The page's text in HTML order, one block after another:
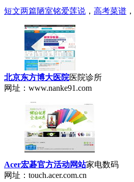
短文两篇陋室铭爱莲说 ， 高考菜谱 ，
北京东方博大医院医院诊所
网址：www.nanke91.com
Acer宏碁官方活动网站家电数码
网址：touch.acer.com.cn